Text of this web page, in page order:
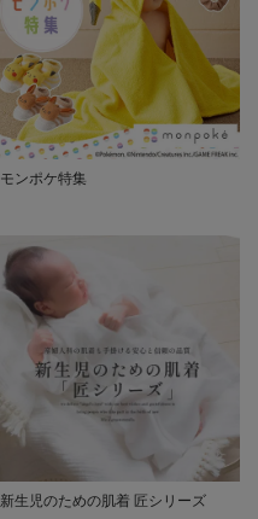
モンポケ特集
新生児のための肌着 匠シリーズ